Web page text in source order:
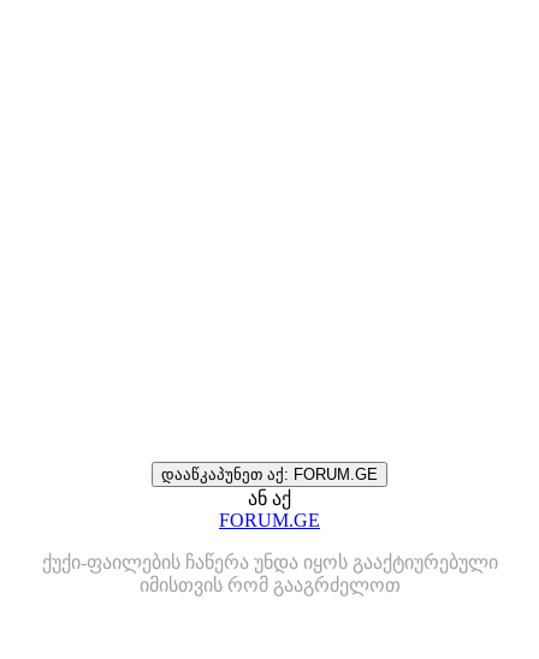
დააწკაპუნეთ აქ: FORUM.GE
ან აქ
FORUM.GE
ქუქი-ფაილების ჩაწერა უნდა იყოს გააქტიურებული
იმისთვის რომ გააგრძელოთ